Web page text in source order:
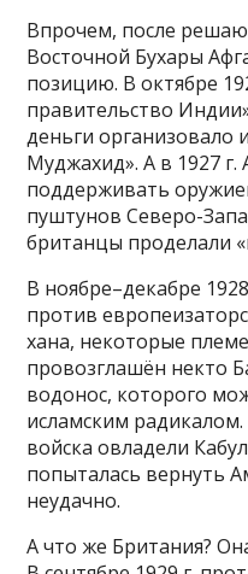
Впрочем, после
Восточной Бухары
позицию. В октябре
правительство
деньги организовало
Муджахид». А в 1927 г.
поддерживать
пуштунов Северо-
британцы проделали
В ноябре–декабре
против
хана, некоторые
провозглашён некто
водонос, которого
исламским радикалом.
войска овладели
попыталась вернуть
неудачно.
А что же Британия?